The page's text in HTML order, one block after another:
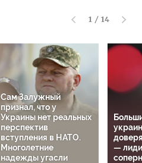
1 / 14
Сам Залужный
признал, что у
Украины нет реальных
перспектив
вступления в НАТО.
Многолетние
надежды угасли
—